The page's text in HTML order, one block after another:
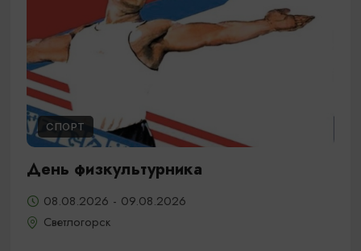
СПОРТ
День физкультурника
08.08.2026 - 09.08.2026
Светлогорск